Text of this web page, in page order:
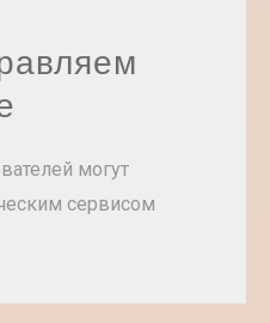
могут
сервисом